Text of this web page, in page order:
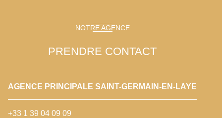
NOTRE AGENCE
PRENDRE CONTACT
AGENCE PRINCIPALE SAINT-GERMAIN-EN-LAYE
+33 1 39 04 09 09